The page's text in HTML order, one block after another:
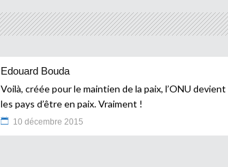
Edouard Bouda
Voilà, créée pour le maintien de la paix, l’ONU
les pays d’être en paix. Vraiment !
10 décembre 2015